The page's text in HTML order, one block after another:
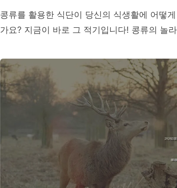
콩류를 활용한 식단이 당신의 식생활에 어떻
가요? 지금이 바로 그 적기입니다! 콩류의 놀